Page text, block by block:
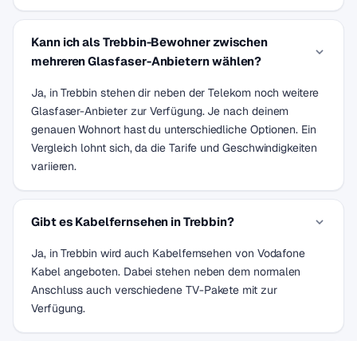
Kann ich als Trebbin-Bewohner zwischen
mehreren Glasfaser-Anbietern wählen?
Ja, in Trebbin stehen dir neben der Telekom noch weitere
Glasfaser-Anbieter zur Verfügung. Je nach deinem
genauen Wohnort hast du unterschiedliche Optionen. Ein
Vergleich lohnt sich, da die Tarife und Geschwindigkeiten
variieren.
Gibt es Kabelfernsehen in Trebbin?
Ja, in Trebbin wird auch Kabelfernsehen von Vodafone
Kabel angeboten. Dabei stehen neben dem normalen
Anschluss auch verschiedene TV-Pakete mit zur
Verfügung.